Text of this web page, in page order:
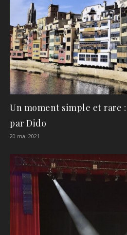
Un moment simple et rare :
par Dido
20 mai 2021